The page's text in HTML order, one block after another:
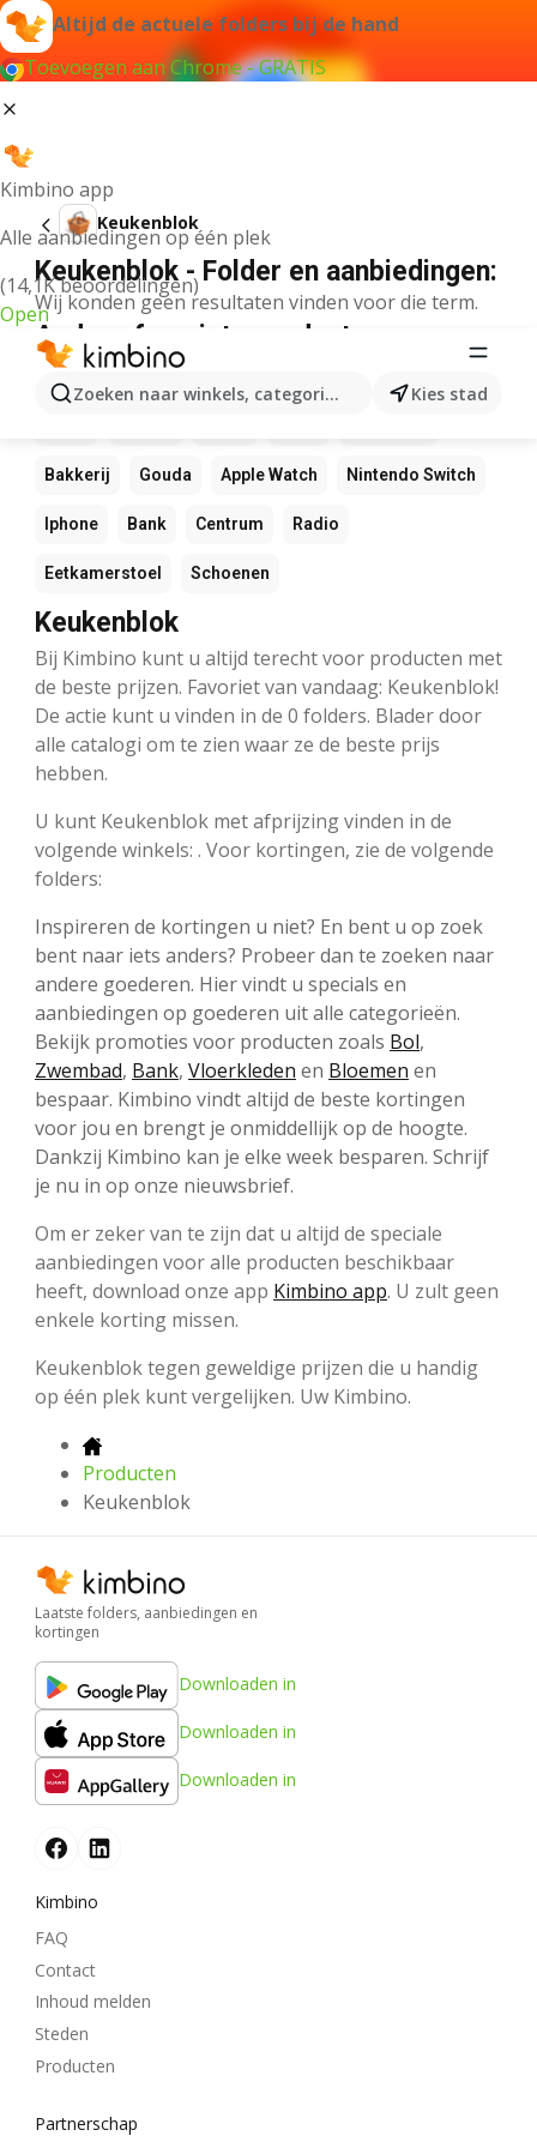
Altijd de actuele folders bij de hand
Toevoegen aan Chrome - GRATIS
Kimbino app
Alle aanbiedingen op één plek
(14,1K beoordelingen)
Open
Zoeken naar winkels, categorieën, producten...
Kies stad
Keukenblok
Keukenblok - Folder en aanbiedingen:
Wij konden geen resultaten vinden voor die term.
Andere favoriete producten
Bakkerij Gouda Apple Watch Nintendo Switch
Iphone Bank Centrum Radio
Eetkamerstoel Schoenen
Keukenblok
Bij Kimbino kunt u altijd terecht voor producten met
de beste prijzen. Favoriet van vandaag: Keukenblok!
De actie kunt u vinden in de 0 folders. Blader door
alle catalogi om te zien waar ze de beste prijs
hebben.
U kunt Keukenblok met afprijzing vinden in de
volgende winkels: . Voor kortingen, zie de volgende
folders:
Inspireren de kortingen u niet? En bent u op zoek
bent naar iets anders? Probeer dan te zoeken naar
andere goederen. Hier vindt u specials en
aanbiedingen op goederen uit alle categorieën.
Bekijk promoties voor producten zoals Bol,
Zwembad, Bank, Vloerkleden en Bloemen en
bespaar. Kimbino vindt altijd de beste kortingen
voor jou en brengt je onmiddellijk op de hoogte.
Dankzij Kimbino kan je elke week besparen. Schrijf
je nu in op onze nieuwsbrief.
Om er zeker van te zijn dat u altijd de speciale
aanbiedingen voor alle producten beschikbaar
heeft, download onze app Kimbino app. U zult geen
enkele korting missen.
Keukenblok tegen geweldige prijzen die u handig
op één plek kunt vergelijken. Uw Kimbino.
Producten
Keukenblok
Laatste folders, aanbiedingen en
kortingen
Downloaden in
Downloaden in
Downloaden in
Kimbino
FAQ
Contact
Inhoud melden
Steden
Producten
Partnerschap